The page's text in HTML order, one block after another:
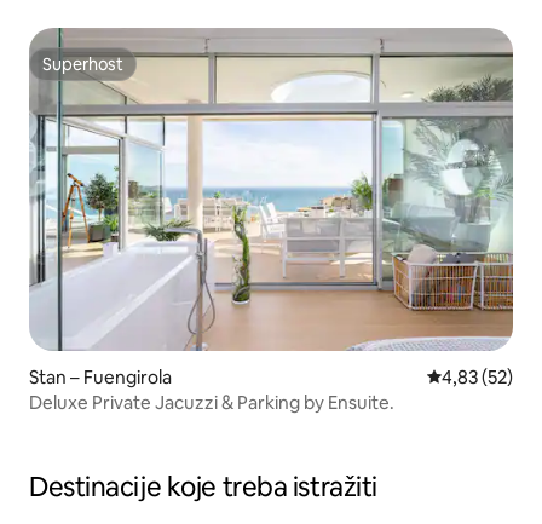
Superhost
Superhost
Stan – Fuengirola Prosječna
4,83 (52)
Deluxe Private Jacuzzi & Parking by Ensuite.
Destinacije koje treba istražiti